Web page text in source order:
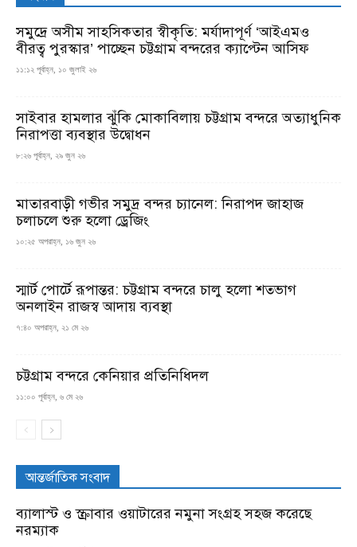
সমুদ্রে অসীম সাহসিকতার স্বীকৃতি: মর্যাদাপূর্ণ ‘আইএমও
বীরত্ব পুরস্কার’ পাচ্ছেন চট্টগ্রাম বন্দরের ক্যাপ্টেন আসিফ
১১:১২ পূর্বাহ্ন, ১০ জুলাই ২৬
সাইবার হামলার ঝুঁকি মোকাবিলায় চট্টগ্রাম বন্দরে অত্যাধুনিক
নিরাপত্তা ব্যবস্থার উদ্বোধন
৮:২৬ পূর্বাহ্ন, ২৯ জুন ২৬
মাতারবাড়ী গভীর সমুদ্র বন্দর চ্যানেল: নিরাপদ জাহাজ
চলাচলে শুরু হলো ড্রেজিং
১০:২৫ অপরাহ্ন, ১৬ জুন ২৬
স্মার্ট পোর্টে রূপান্তর: চট্টগ্রাম বন্দরে চালু হলো শতভাগ
অনলাইন রাজস্ব আদায় ব্যবস্থা
৭:৪০ অপরাহ্ন, ২১ মে ২৬
চট্টগ্রাম বন্দরে কেনিয়ার প্রতিনিধিদল
১১:০০ পূর্বাহ্ন, ৬ মে ২৬
আন্তর্জাতিক সংবাদ
ব্যালাস্ট ও স্ক্রাবার ওয়াটারের নমুনা সংগ্রহ সহজ করেছে
নরম্যাক